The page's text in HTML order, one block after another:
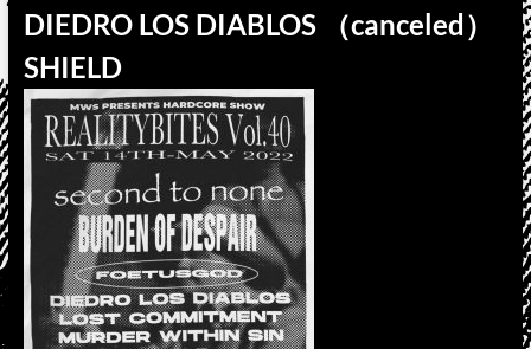
DIEDRO LOS DIABLOS （canceled）
SHIELD